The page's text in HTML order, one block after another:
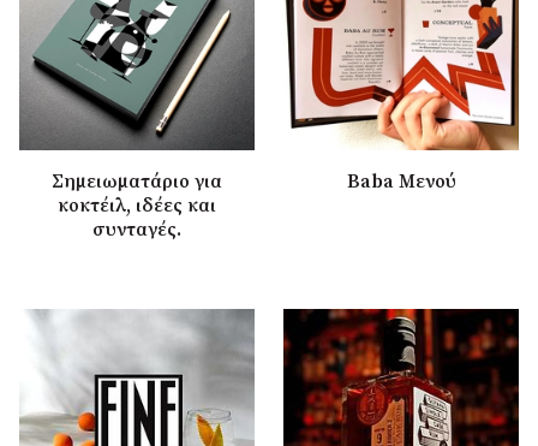
Σημειωματάριο για
κοκτέιλ, ιδέες και
συνταγές.
Baba Μενού